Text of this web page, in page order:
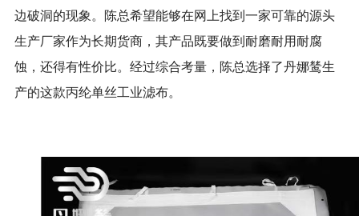
边破洞的现象。陈总希望能够在网上找到一家可靠的源头
生产厂家作为长期货商，其产品既要做到耐磨耐用耐腐
蚀，还得有性价比。经过综合考量，陈总选择了丹娜鸶生
产的这款丙纶单丝工业滤布。